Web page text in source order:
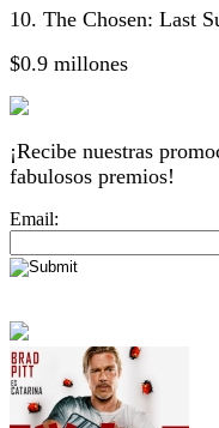
10. The Chosen: Last
$0.9 millones
¡Recibe nuestras
fabulosos premios!
Email: